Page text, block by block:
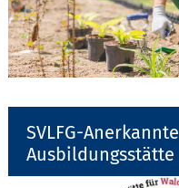
SVLFG-Anerkannte
Ausbildungsstätte